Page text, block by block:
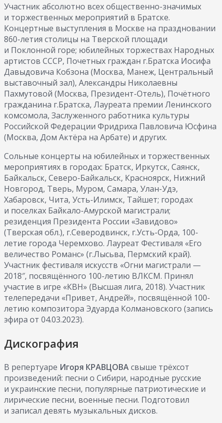
Участник абсолютно всех общественно-значимых
и торжественных мероприятий в Братске.
Концертные выступления в Москве на праздновании
860-летия столицы на Тверской площади
и Поклонной горе; юбилейных торжествах Народных
артистов СССР, Почетных граждан г.Братска Иосифа
Давыдовича Кобзона (Москва, Манеж, Центральный
выставочный зал), Александры Николаевны
Пахмутовой (Москва, Президент-Отель), Почётного
гражданина г.Братска, Лауреата премии Ленинского
комсомола, Заслуженного работника культуры
Российской Федерации Фридриха Павловича Юсфина
(Москва, Дом Актёра на Арбате) и других.
Сольные концерты на юбилейных и торжественных
мероприятиях в городах: Братск, Иркутск, Саянск,
Байкальск, Северо-Байкальск, Красноярск, Нижний
Новгород, Тверь, Муром, Самара, Улан-Удэ,
Хабаровск, Чита, Усть-Илимск, Тайшет; городах
и поселках Байкало-Амурской магистрали;
резиденция Президента России «Завидово»
(Тверская обл.), г.Северодвинск, г.Усть-Орда, 100-
летие города Черемхово. Лауреат Фестиваля «Его
величество Романс» (г.Лысьва, Пермский край).
Участник фестиваля искусств «Огни магистрали —
2018″, посвящённого 100-летию ВЛКСМ. Принял
участие в игре «КВН» (Высшая лига, 2018). Участник
телепередачи «Привет, Андрей!», посвящённой 100-
летию композитора Эдуарда Колмановского (запись
эфира от 04.03.2023).
Дискография
В репертуаре Игоря КРАВЦОВАсвыше трёхсот
произведений: песни о Сибири, народные русские
и украинские песни, популярные патриотические и
лирические песни, военные песни. Подготовил
и записал девять музыкальных дисков.